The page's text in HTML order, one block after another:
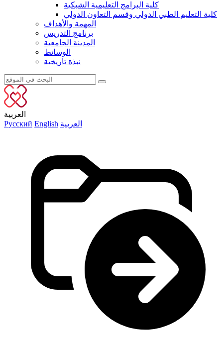
كلية البرامج التعليمية الشبكية
كلية التعليم الطبي الدولي وقسم التعاون الدولي
المهمة والأهداف
برنامج التدريس
المدينة الجامعية
الوسائط
نبذة تاريخية
العربية
Русский English العربية